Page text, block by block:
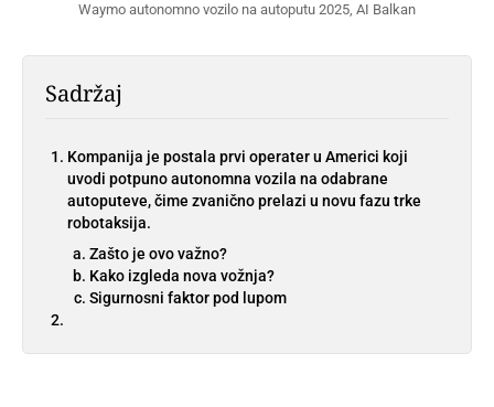
Waymo autonomno vozilo na autoputu 2025, AI Balkan
Sadržaj
Kompanija je postala prvi operater u Americi koji
uvodi potpuno autonomna vozila na odabrane
autoputeve, čime zvanično prelazi u novu fazu trke
robotaksija.
Zašto je ovo važno?
Kako izgleda nova vožnja?
Sigurnosni faktor pod lupom